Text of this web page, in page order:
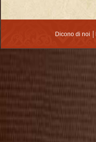
Dicono di noi